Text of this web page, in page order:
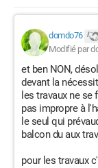
domdo76
Modifié par
et ben NON,
devant la
les travaux ne
pas impropre à
le seul qui
balcon du aux
pour les travaux